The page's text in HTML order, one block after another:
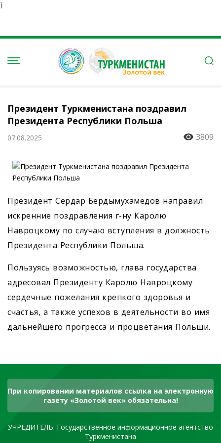
Ï
Президент Туркменистана поздравил
Президента Республики Польша
07.08.2025 3809
Президент Сердар Бердымухамедов направил
искренние поздравления г-ну Каролю
Навроцкому по случаю вступления в должность
Президента Республики Польша.
Пользуясь возможностью, глава государства
адресовал Президенту Каролю Навроцкому
сердечные пожелания крепкого здоровья и
счастья, а также успехов в деятельности во имя
дальнейшего прогресса и процветания Польши.
При копировании материалов ссылка на электронную
газету «Золотой век» обязательна!
УЧРЕДИТЕЛЬ: Государственное информационное агентство
Туркменистана